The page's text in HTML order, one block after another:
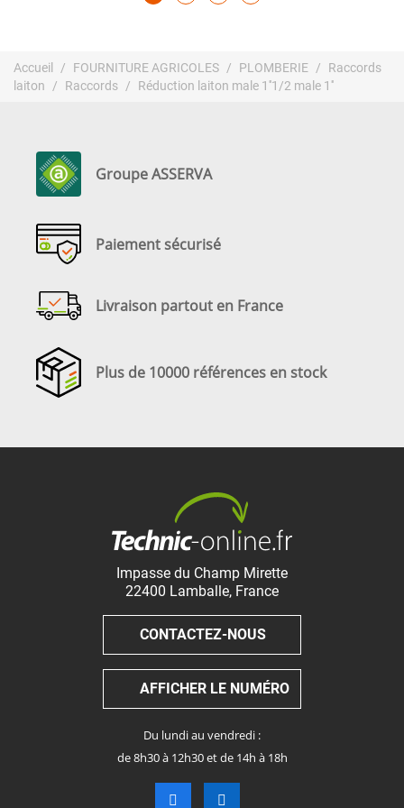
Accueil FOURNITURE AGRICOLES PLOMBERIE
Raccords
laiton
Raccords Réduction laiton male 1''1/2 male 1''
Groupe ASSERVA
Paiement sécurisé
Livraison partout en France
Plus de 10000 références en stock
Impasse du Champ Mirette
22400 Lamballe, France
CONTACTEZ-NOUS
AFFICHER LE NUMÉRO
Du lundi au vendredi :
de 8h30 à 12h30 et de 14h à 18h